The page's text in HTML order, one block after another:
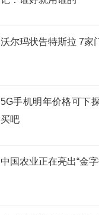
沃尔玛状告特斯拉 7家
5G手机明年价格可下
买吧
中国农业正在亮出“金